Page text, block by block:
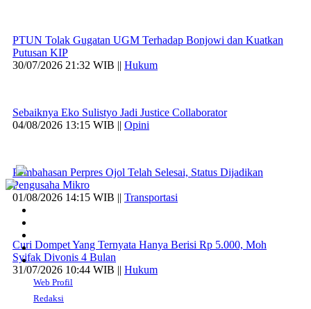
PTUN Tolak Gugatan UGM Terhadap Bonjowi dan Kuatkan
Putusan KIP
30/07/2026 21:32 WIB || Hukum
Sebaiknya Eko Sulistyo Jadi Justice Collaborator
04/08/2026 13:15 WIB || Opini
Pembahasan Perpres Ojol Telah Selesai, Status Dijadikan
Pengusaha Mikro
01/08/2026 14:15 WIB || Transportasi
Curi Dompet Yang Ternyata Hanya Berisi Rp 5.000, Moh
Syifak Divonis 4 Bulan
31/07/2026 10:44 WIB || Hukum
Web Profil
Redaksi